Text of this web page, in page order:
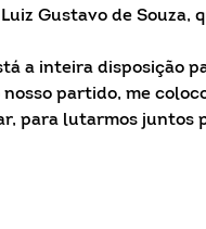
Gustavo de Souza,
a inteira disposição
partido, me
para lutarmos juntos